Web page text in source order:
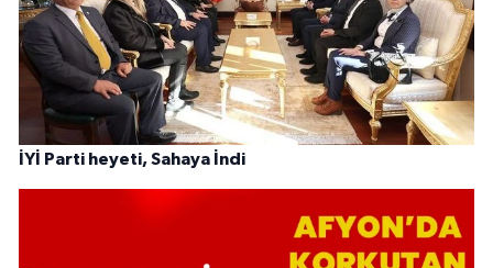
İYİ Parti heyeti, Sahaya İndi